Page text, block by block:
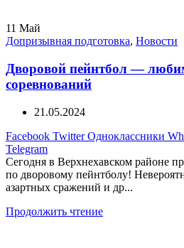
11 Май
Допризывная подготовка, Новости
Дворовой пейнтбол —
соревнований
21.05.2024
Facebook Twitter Одноклассники
Telegram
Сегодня в Верхнехавском районе
по дворовому пейнтболу!
азартных сражений и др...
Продолжить чтение